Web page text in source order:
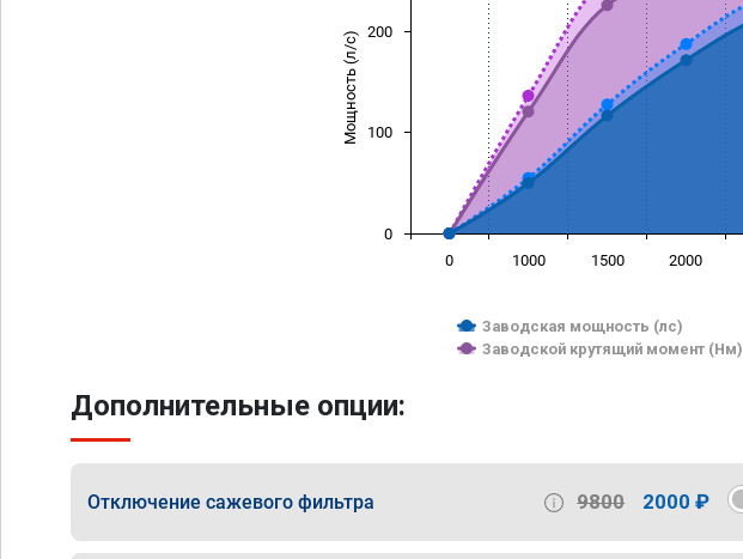
Мощность (л/с)
Заводская мощность (лс)
Заводской крутящий момент (Нм)
0 1000 1500 2000
0
100
200
Дополнительные опции:
Отключение сажевого фильтра 9800 2000 ₽